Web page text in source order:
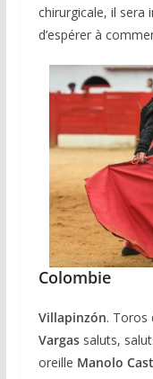
chirurgicale, il sera
d’espérer à
Colombie
Villapinzón. Toros
Vargassaluts,
oreille Manolo